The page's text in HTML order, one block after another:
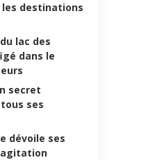
destinations
lac des
dans le
secret
ses
dévoile ses